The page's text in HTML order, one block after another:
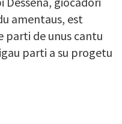
amentaus, est
parti de unus cantu
parti a su progetu